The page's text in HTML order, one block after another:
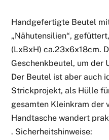
Handgefertigte Beutel
„Nähutensilien“,
(LxBxH) ca.23x6x18cm.
Geschenkbeutel, um der
Der Beutel ist aber auch
Strickprojekt, als Hülle
gesamten Kleinkram der
Handtasche wandert
. Sicherheitshinweise: